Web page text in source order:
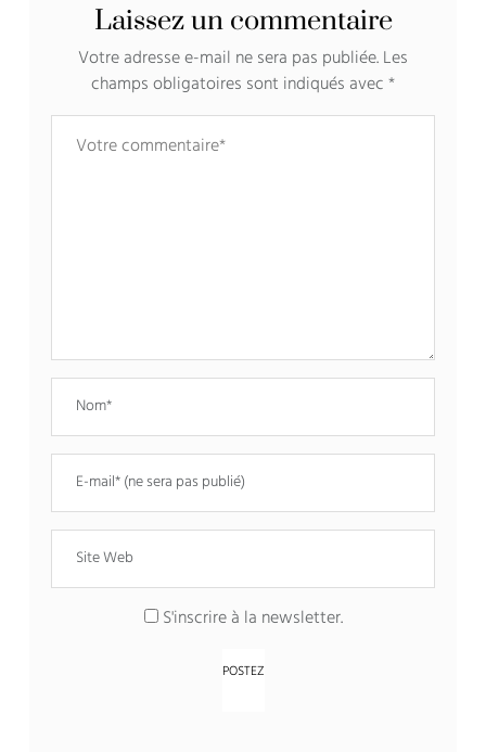
Laissez un commentaire
Votre adresse e-mail ne sera pas publiée.Les
champs obligatoires sont indiqués avec*
S'inscrire à la newsletter.